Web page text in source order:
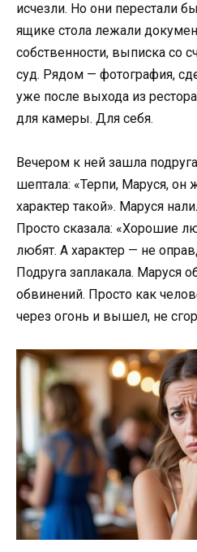
исчезли. Но они перестали
ящике стола лежали
собственности, выписка со
суд. Рядом — фотография,
уже после выхода из
для камеры. Для себя.
Вечером к ней зашла
шептала: «Терпи, Маруся, он
характер такой». Маруся
Просто сказала: «Хорошие
любят. А характер — не
Подруга заплакала. Маруся
обвинений. Просто как
через огонь и вышел, не